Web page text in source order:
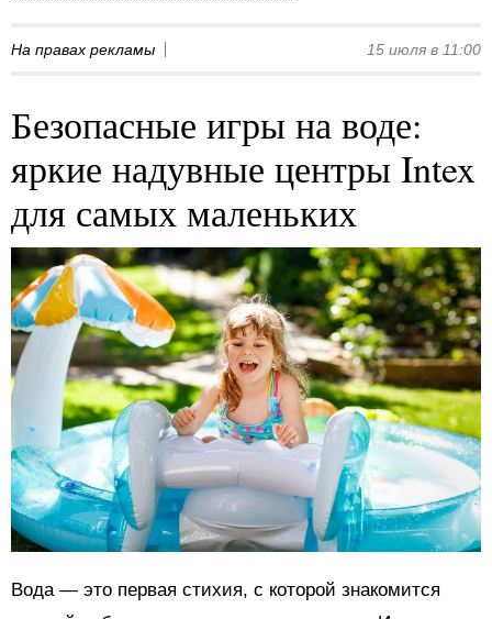
На правах рекламы 15 июля в 11:00
Безопасные игры на воде:
яркие надувные центры Intex
для самых маленьких
Вода — это первая стихия, с которой знакомится